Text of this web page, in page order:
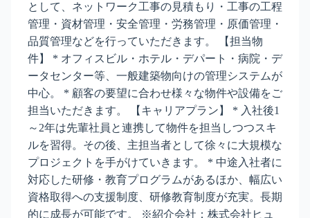
として、ネットワーク工事の見積もり・工事の工程
管理・資材管理・安全管理・労務管理・原価管理・
品質管理などを行っていただきます。 【担当物
件】 * オフィスビル・ホテル・デパート・病院・デ
ータセンター等、一般建築物向けの管理システムが
中心。 * 顧客の要望に合わせ様々な物件や設備をご
担当いただきます。 【キャリアプラン】 * 入社後1
～2年は先輩社員と連携して物件を担当しつつスキ
ルを習得。その後、主担当者として徐々に大規模な
プロジェクトを手がけていきます。 * 中途入社者に
対応した研修・教育プログラムがあるほか、幅広い
資格取得への支援制度、研修教育制度が充実。長期
的に成長が可能です。 ※紹介会社：株式会社ヒュ